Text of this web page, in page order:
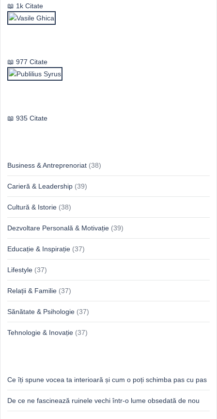
1k Citate
977 Citate
935 Citate
Business & Antreprenoriat (38)
Carieră & Leadership (39)
Cultură & Istorie (38)
Dezvoltare Personală & Motivație (39)
Educație & Inspirație (37)
Lifestyle (37)
Relații & Familie (37)
Sănătate & Psihologie (37)
Tehnologie & Inovație (37)
Ce îți spune vocea ta interioară și cum o poți schimba pas cu pas
De ce ne fascinează ruinele vechi într-o lume obsedată de nou